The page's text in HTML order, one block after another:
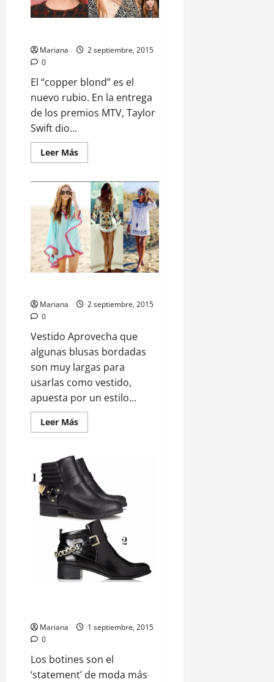
Mariana
2 septiembre, 2015
0
El “copper blond” es el
nuevo rubio. En la entrega
de los premios MTV, Taylor
Swift dio...
Leer Más
Mariana
2 septiembre, 2015
0
Vestido Aprovecha que
algunas blusas bordadas
son muy largas para
usarlas como vestido,
apuesta por un estilo...
Leer Más
Mariana
1 septiembre, 2015
0
Los botines son el
‘statement’ de moda más